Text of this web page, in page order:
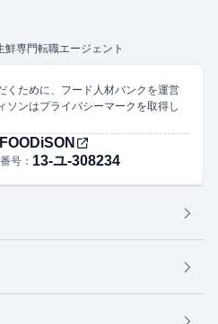
専門転職エージェント
くために、フード人材バンクを運営
ソンはプライバシーマークを取得し
FOODiSON
号： 13-ユ-308234